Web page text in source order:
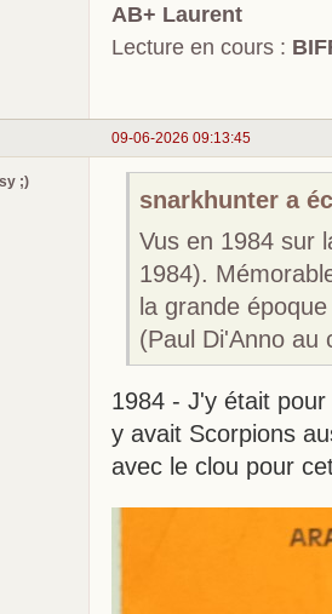
AB+ Laurent
Lecture en cours :
09-06-2026 09:13:45
;)
snarkhunter a
Vus en 1984 sur
1984).
la grande
(Paul Di'Anno au
1984 - J'y était
y avait Scorpions
avec le clou pour